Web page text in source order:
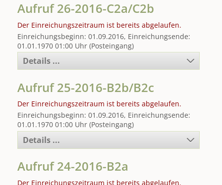
Aufruf 26-2016-C2a/C2b
Der Einreichungszeitraum ist bereits abgelaufen.
Einreichungsbeginn: 01.09.2016, Einreichungsende:
01.01.1970 01:00 Uhr (Posteingang)
Details ...
Aufruf 25-2016-B2b/B2c
Der Einreichungszeitraum ist bereits abgelaufen.
Einreichungsbeginn: 01.09.2016, Einreichungsende:
01.01.1970 01:00 Uhr (Posteingang)
Details ...
Aufruf 24-2016-B2a
Der Einreichungszeitraum ist bereits abgelaufen.